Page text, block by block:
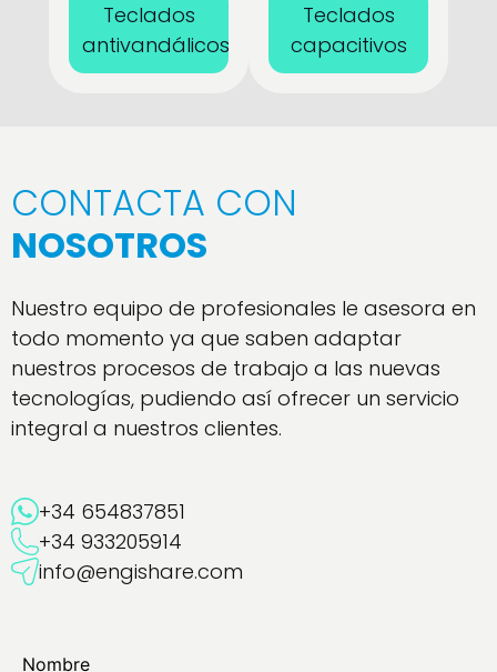
Teclados
antivandálicos
Teclados
capacitivos
CONTACTA CON
NOSOTROS
Nuestro equipo de profesionales le asesora en
todo momento ya que saben adaptar
nuestros procesos de trabajo a las nuevas
tecnologías, pudiendo así ofrecer un servicio
integral a nuestros clientes.
+34 654837851
+34 933205914
info@engishare.com